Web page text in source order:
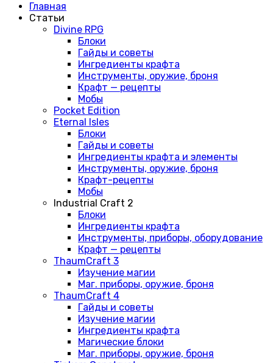
Главная
Статьи
Divine RPG
Блоки
Гайды и советы
Ингредиенты крафта
Инструменты, оружие, броня
Крафт — рецепты
Мобы
Pocket Edition
Eternal Isles
Блоки
Гайды и советы
Ингредиенты крафта и элементы
Инструменты, оружие, броня
Крафт-рецепты
Мобы
Industrial Craft 2
Блоки
Ингредиенты крафта
Инструменты, приборы, оборудование
Крафт — рецепты
ThaumCraft 3
Изучение магии
Маг. приборы, оружие, броня
ThaumCraft 4
Гайды и советы
Изучение магии
Ингредиенты крафта
Магические блоки
Маг. приборы, оружие, броня